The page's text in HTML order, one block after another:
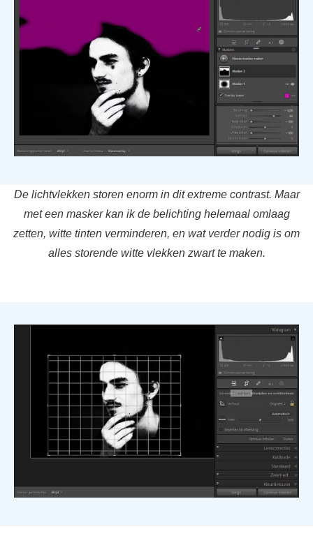
De lichtvlekken storen enorm in dit extreme contrast. Maar
met een masker kan ik de belichting helemaal omlaag
zetten, witte tinten verminderen, en wat verder nodig is om
alles storende witte vlekken zwart te maken.